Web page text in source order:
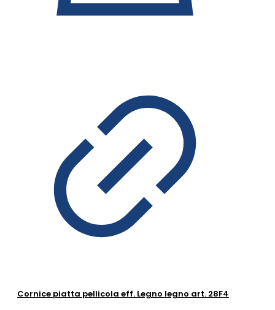
Cornice piatta pellicola eff. Legno legno art. 28F4